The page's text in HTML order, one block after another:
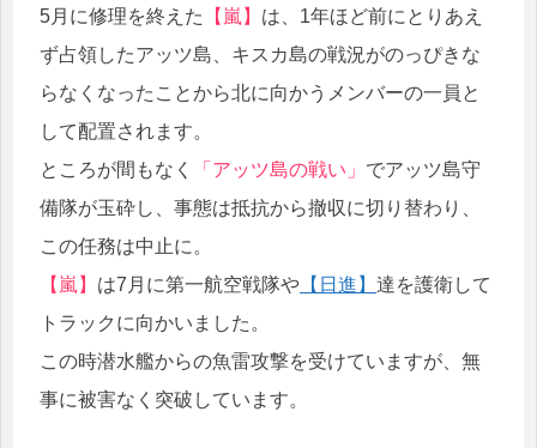
5月に修理を終えた 【嵐】 は、1年ほど前にとりあえ
ず占領したアッツ島、キスカ島の戦況がのっぴきな
らなくなったことから北に向かうメンバーの一員と
して配置されます。
ところが間もなく
「アッツ島の戦い」 でアッツ島守
備隊が玉砕し、事態は抵抗から撤収に切り替わり、
この任務は中止に。
【嵐】 は7月に第一航空戦隊や 【日進】 達を護衛して
トラックに向かいました。
この時潜水艦からの魚雷攻撃を受けていますが、無
事に被害なく突破しています。